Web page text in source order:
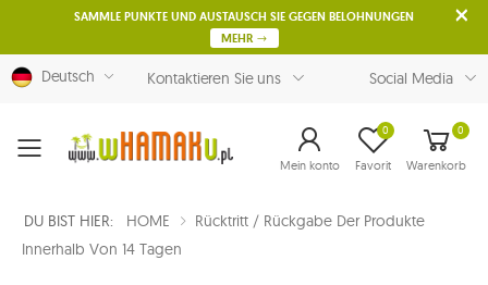
SAMMLE PUNKTE UND AUSTAUSCH SIE GEGEN BELOHNUNGEN
MEHR
Deutsch Kontaktieren Sie uns Social Media
Menu Mein konto Favorit
0 0
Warenkorb
DU BIST HIER: HOME
Rücktritt / Rückgabe Der Produkte
Innerhalb Von 14 Tagen